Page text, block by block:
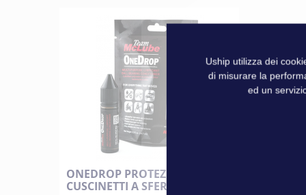
ONEDROP PROTEZIONE PER
CUSCINETTI A SFERA
Uship utilizza dei
di misurare la
ed un